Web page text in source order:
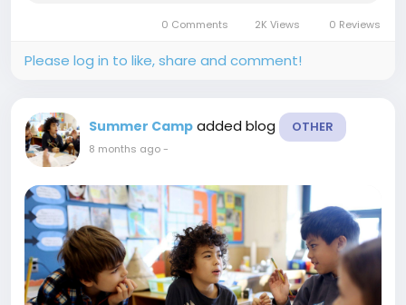
0 Comments 2K Views 0 Reviews
Please log in to like, share and comment!
Summer Camp added blog OTHER
8 months ago-